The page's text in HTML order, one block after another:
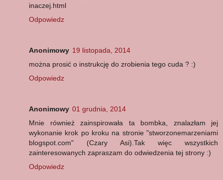
inaczej.html
Odpowiedz
Anonimowy 19 listopada, 2014
można prosić o instrukcję do zrobienia tego cuda ? :)
Odpowiedz
Anonimowy 01 grudnia, 2014
Mnie również zainspirowała ta bombka, znalazłam jej
wykonanie krok po kroku na stronie "stworzonemarzeniami
blogspot.com" (Czary Asi).Tak więc wszystkich
zainteresowanych zapraszam do odwiedzenia tej strony :)
Odpowiedz